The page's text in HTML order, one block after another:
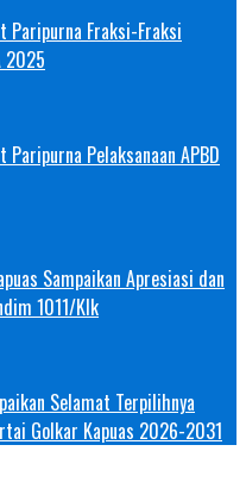
Paripurna Fraksi-Fraksi
2025
Paripurna Pelaksanaan APBD
Sampaikan Apresiasi dan
1011/Klk
Selamat Terpilihnya
Golkar Kapuas 2026-2031